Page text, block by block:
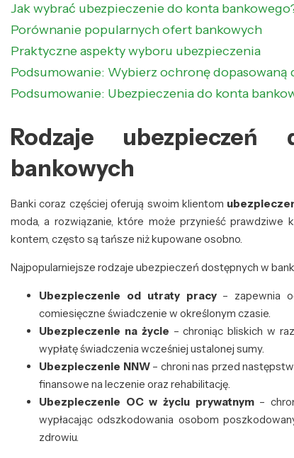
Jak wybrać ubezpieczenie do konta
Porównanie popularnych ofert bankowych
Praktyczne aspekty wyboru ubezpieczenia
Podsumowanie: Wybierz ochronę
Podsumowanie: Ubezpieczenia do konta
Rodzaje ubezpieczeń
bankowych
Banki coraz częściej oferują swoim klientom
moda, a rozwiązanie, które może przynieść prawdziwe
kontem, często są tańsze niż kupowane osobno.
Najpopularniejsze rodzaje ubezpieczeń dostępnych w
Ubezpieczenie od utraty pracy– zapewnia
comiesięczne świadczenie w określonym czasie.
Ubezpieczenie na życie – chroniąc bliskich w
wypłatę świadczenia wcześniej ustalonej sumy.
Ubezpieczenie NNW– chroni nas przed
finansowe na leczenie oraz rehabilitację.
Ubezpieczenie OC w życiu prywatnym–
wypłacając odszkodowania osobom
zdrowiu.